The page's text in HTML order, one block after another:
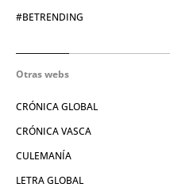
#BETRENDING
Otras webs
CRÓNICA GLOBAL
CRÓNICA VASCA
CULEMANÍA
LETRA GLOBAL